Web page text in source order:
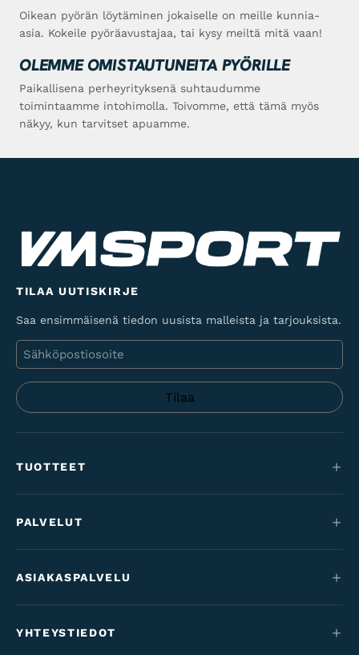
Oikean pyörän löytäminen jokaiselle on meille kunnia-
asia. Kokeile pyöräavustajaa, tai kysy meiltä mitä vaan!
OLEMME OMISTAUTUNEITA PYÖRILLE
Paikallisena perheyrityksenä suhtaudumme
toimintaamme intohimolla. Toivomme, että tämä myös
näkyy, kun tarvitset apuamme.
TILAA UUTISKIRJE
Saa ensimmäisenä tiedon uusista malleista ja tarjouksista.
Sähköposti
TUOTTEET
Maantie & gravel
Lastenpyörät
Varaosat & tarvikkeet
PALVELUT
Työsuhdepyörät
ASIAKASPALVELU
YHTEYSTIEDOT